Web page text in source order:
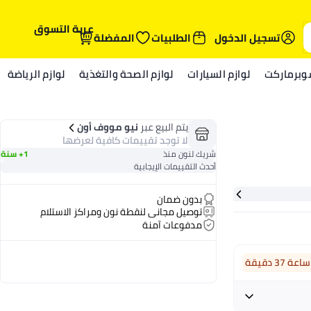
تسجيل الدخول
الطلبيات المفضلةعربة التسوق
لوازم السيارات لوازم الصحة والتغذية لوازم الرياضة
يتم البيع عبر نيو مووف أون
لا توجد تقييمات كافية لعرضها
شريك لنون منذ 1+ سنة
أحدث التقييمات الإيجابية
بدون ضمان
توصيل مجاني لنقطة نون ومراكز الاستلام
مدفوعات آمنة